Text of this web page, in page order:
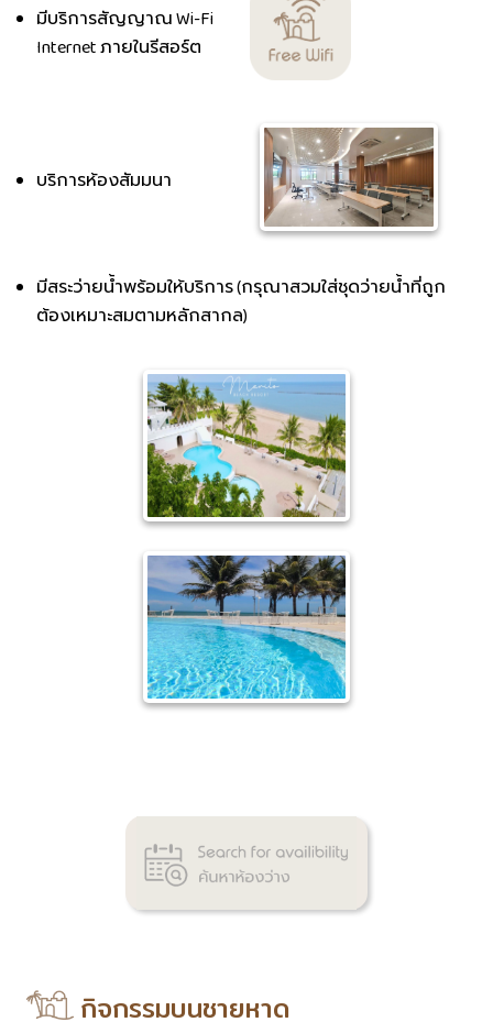
มีบริการสัญญาณ Wi-Fi
Internet ภายในรีสอร์ต
บริการห้องสัมมนา
มีสระว่ายน้ำพร้อมให้บริการ (กรุณาสวมใส่ชุดว่ายน้ำที่ถูก
ต้องเหมาะสมตามหลักสากล)
กิจกรรมบนชายหาด